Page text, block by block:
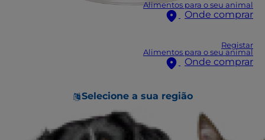
Alimentos para o seu animal
Onde comprar
Registar
Alimentos para o seu animal
Onde comprar
Selecione a sua região